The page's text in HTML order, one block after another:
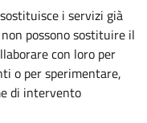
i servizi già
possono sostituire il
con loro per
o per sperimentare,
di intervento